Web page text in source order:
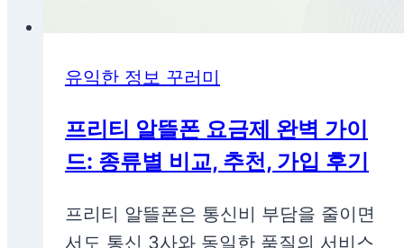
유익한 정보 꾸러미
프리티 알뜰폰 요금제 완벽 가이
드: 종류별 비교, 추천, 가입 후기
프리티 알뜰폰은 통신비 부담을 줄이면
서도 통신 3사와 동일한 품질의 서비스